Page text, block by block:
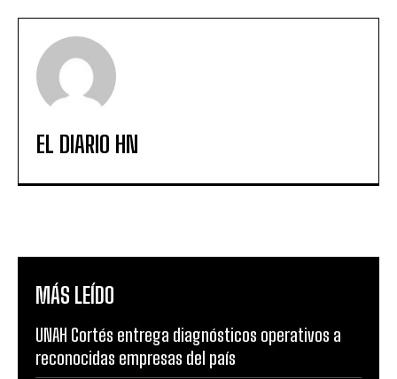
EL DIARIO HN
MÁS LEÍDO
UNAH Cortés entrega diagnósticos operativos a
reconocidas empresas del país